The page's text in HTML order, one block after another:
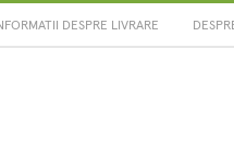
DESPRE LIVRARE